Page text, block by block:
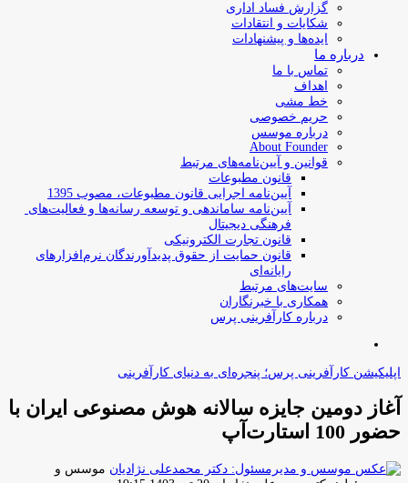
گزارش فساد اداری
شکایات و انتقادات
ایده‌ها و پیشنهادات
درباره ما
تماس با ما
اهداف
خط مشی
حریم خصوصی
درباره موسس
About Founder
قوانین و آیین‌نامه‌های مرتبط
‌قانون مطبوعات
آیین‌نامه اجرایی قانون مطبوعات، مصوب 1395
آیین‌نامه سامان­دهی و توسعه رسانه­‌ها و فعالیت‌­های
فرهنگی دیجیتال
قانون تجارت الکترونیکی
قانون حمایت از حقوق پدیدآورندگان نرم‌افزارهای
رایانه‌ای
سایت‌های مرتبط
همکاری با خبرنگاران
درباره کارآفرینی پرس
اپلیکیشن کارآفرینی پرس؛ پنجره‌ای به دنیای کارآفرینی
آغاز دومین جایزه سالانه هوش مصنوعی ایران با
حضور 100 استارت‌آپ
موسس و